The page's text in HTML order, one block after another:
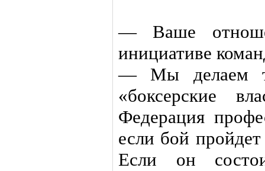
— Ваше
инициативе
— Мы делаем
«боксерские
Федерация
если бой
Если он